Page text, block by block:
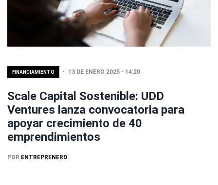
FINANCIAMIENTO 13 DE ENERO 2025 - 14:20
Scale Capital Sostenible: UDD
Ventures lanza convocatoria para
apoyar crecimiento de 40
emprendimientos
POR ENTREPRENERD